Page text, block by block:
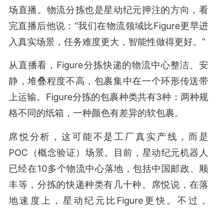
场直播。物流分拣也是星动纪元押注的方向，看
完直播后他说：“我们在物流领域比Figure更早进
入真实场景，任务难度更大，智能性做得更好。”
从直播看，Figure分拣快递的物流中心整洁、安
静，堆叠程度不高，包裹集中在一个环形传送带
上运输。Figure分拣的包裹种类共有3种：两种规
格不同的纸箱，一种颜色有差异的软包裹。
席悦分析，这可能不是工厂真实产线，而是
POC（概念验证）场景。目前，星动纪元机器人
已经在10多个物流中心落地，包括中国邮政、顺
丰等，分拣的快递种类有几十种。席悦说，在落
地速度上，星动纪元比Figure更快。不过，